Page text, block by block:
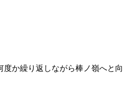
度か繰り返しながら棒ノ嶺へと向